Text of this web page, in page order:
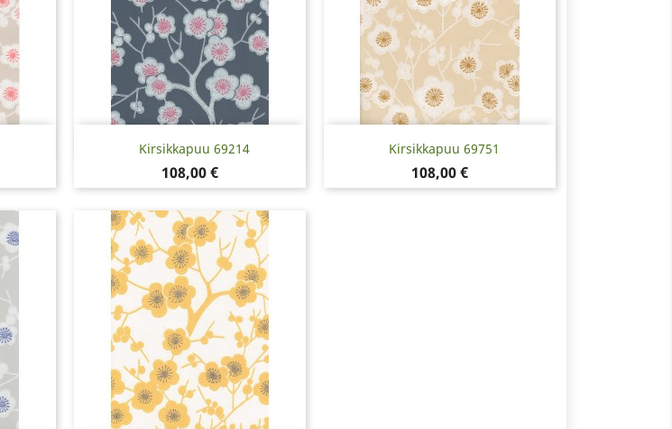
Kirsikkapuu 69214
Hinta
108,00 €
Pikakatselu Kirsikkapuu 69751
Hinta
108,00 €
Pikakatselu